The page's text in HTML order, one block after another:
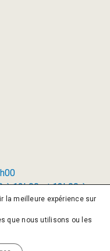
à 12h00 et 13h00 à
la meilleure expérience sur
que nous utilisons ou les